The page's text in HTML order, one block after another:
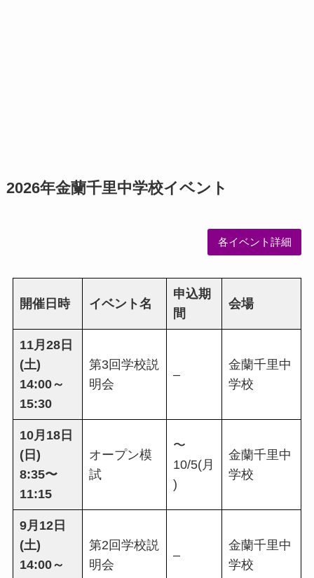
2026年金蘭千里中学校イベント
各イベント詳細
開催日時 イベント名
申込期
間
会場
11月28日
(土)
14:00～
15:30
第3回学校説
明会
–
金蘭千里中
学校
10月18日
(日)
8:35〜
11:15
オープン模
試
〜
10/5(月
)
金蘭千里中
学校
9月12日
(土)
14:00～
第2回学校説
明会
–
金蘭千里中
学校